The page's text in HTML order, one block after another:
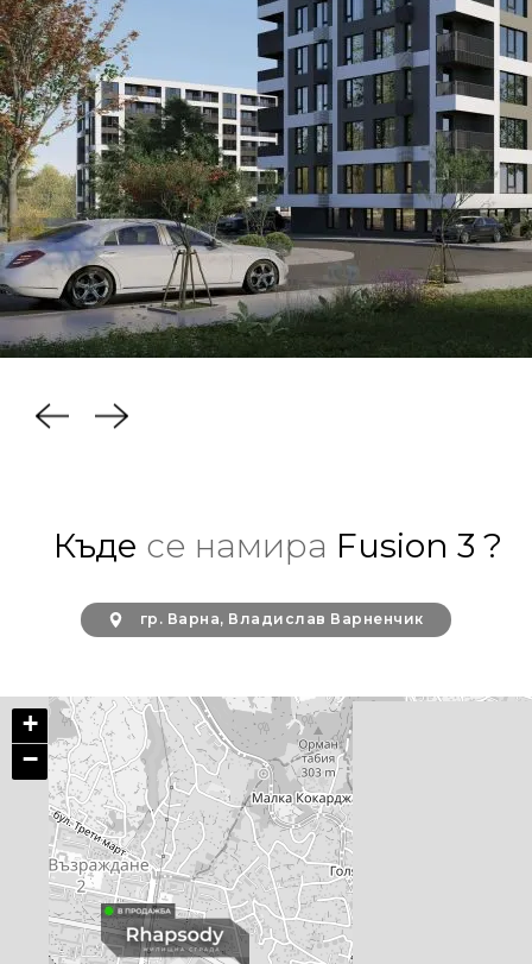
Къде се намира Fusion 3 ?
гр. Варна, Владислав Варненчик
+
−